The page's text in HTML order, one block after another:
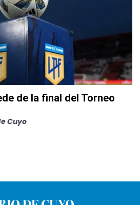
de la final del Torneo
Cuyo